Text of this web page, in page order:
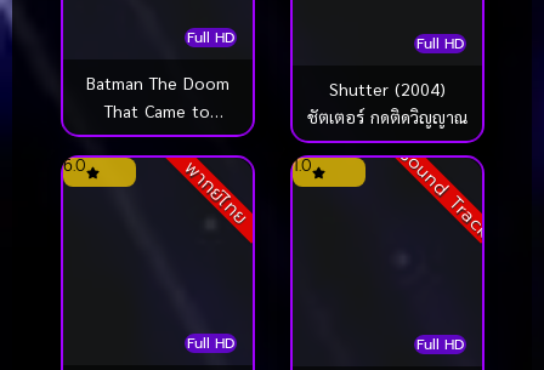
Full HD
Batman The Doom
That Came to
Gotham (2023)
Full HD
Shutter (2004)
ชัตเตอร์ กดติดวิญญาณ
พากย์ไทย
Full HD
6.0 Sound Track
Full HD
1.0